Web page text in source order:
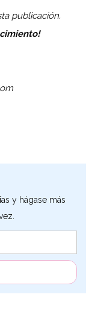
publicación.
y hágase más